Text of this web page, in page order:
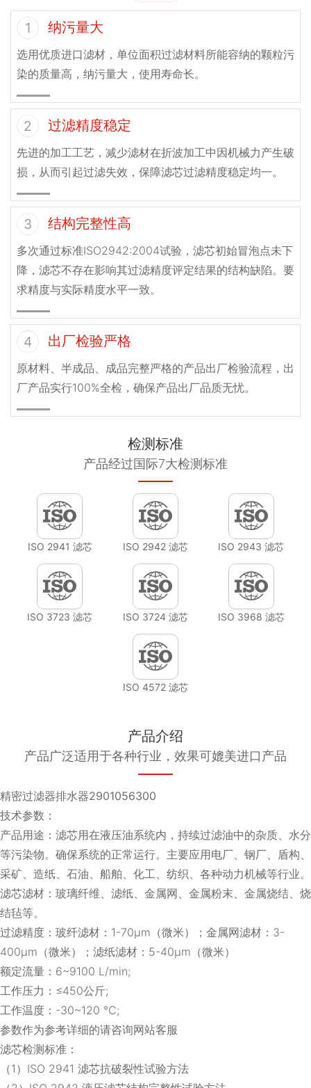
1 纳污量大
选用优质进口滤材，单位面积过滤材料所能容纳的颗粒污
染的质量高，纳污量大，使用寿命长。
2 过滤精度稳定
先进的加工工艺，减少滤材在折波加工中因机械力产生破
损，从而引起过滤失效，保障滤芯过滤精度稳定均一。
3 结构完整性高
多次通过标准ISO2942:2004试验，滤芯初始冒泡点未下
降，滤芯不存在影响其过滤精度评定结果的结构缺陷。要
求精度与实际精度水平一致。
4 出厂检验严格
原材料、半成品、成品完整严格的产品出厂检验流程，出
厂产品实行100%全检，确保产品出厂品质无忧。
检测标准
产品经过国际7大检测标准
ISO 2941 滤芯 ISO 2942 滤芯 ISO 2943 滤芯
ISO 3723 滤芯 ISO 3724 滤芯 ISO 3968 滤芯
ISO 4572 滤芯
产品介绍
产品广泛适用于各种行业，效果可媲美进口产品
精密过滤器排水器2901056300
技术参数：
产品用途：滤芯用在液压油系统内，持续过滤油中的杂质、水分
等污染物。确保系统的正常运行。主要应用电厂、钢厂、盾构、
采矿、造纸、石油、船舶、化工、纺织、各种动力机械等行业。
滤芯滤材：玻璃纤维、滤纸、金属网、金属粉末、金属烧结、烧
结毡等。
过滤精度：玻纤滤材：1-70μm（微米）；金属网滤材：3-
400μm（微米）；滤纸滤材：5-40μm（微米）
额定流量：6~9100 L/min;
工作压力：≤450公斤;
工作温度：-30~120 ℃;
参数作为参考详细的请咨询网站客服
滤芯检测标准：
（1）ISO 2941 滤芯抗破裂性试验方法